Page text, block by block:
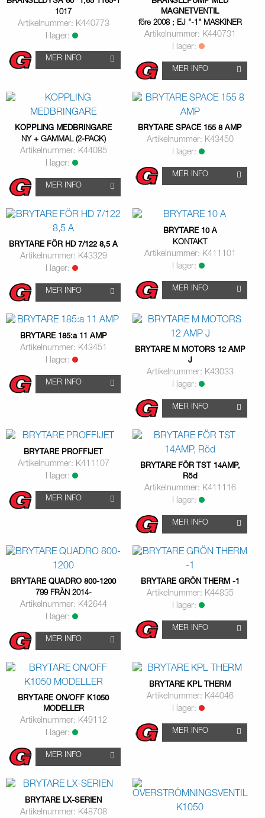
BRÄNSELDYSA 60° 1,65 1165-1
1017
Artikelnummer: K440773
I lager:
MER INFO
BRÄNSLEPUMP MED
MAGNETVENTIL
före 2008 ; EJ "-1" MASKINER
Artikelnummer: K440731
I lager:
MER INFO
KOPPLING MEDBRINGARE
NY + GAMMAL (2-PACK)
Artikelnummer: K44085
I lager:
MER INFO
BRYTARE SPACE 155 8 AMP
Artikelnummer: K43450
I lager:
MER INFO
BRYTARE FÖR HD 7/122 8,5 A
Artikelnummer: K43329
I lager:
MER INFO
BRYTARE 10 A
KONTAKT
Artikelnummer: K411101
I lager:
MER INFO
BRYTARE 185:a 11 AMP
Artikelnummer: K43451
I lager:
MER INFO
BRYTARE M MOTORS 12 AMP
J
Artikelnummer: K43033
I lager:
MER INFO
BRYTARE PROFFIJET
Artikelnummer: K411107
I lager:
MER INFO
BRYTARE FÖR TST 14AMP,
Röd
Artikelnummer: K411116
I lager:
MER INFO
BRYTARE QUADRO 800-1200
799 FRÅN 2014-
Artikelnummer: K42644
I lager:
MER INFO
BRYTARE GRÖN THERM -1
Artikelnummer: K44835
I lager:
MER INFO
BRYTARE ON/OFF K1050
MODELLER
Artikelnummer: K49112
I lager:
MER INFO
BRYTARE KPL THERM
Artikelnummer: K44046
I lager:
MER INFO
BRYTARE LX-SERIEN
Artikelnummer: K48708